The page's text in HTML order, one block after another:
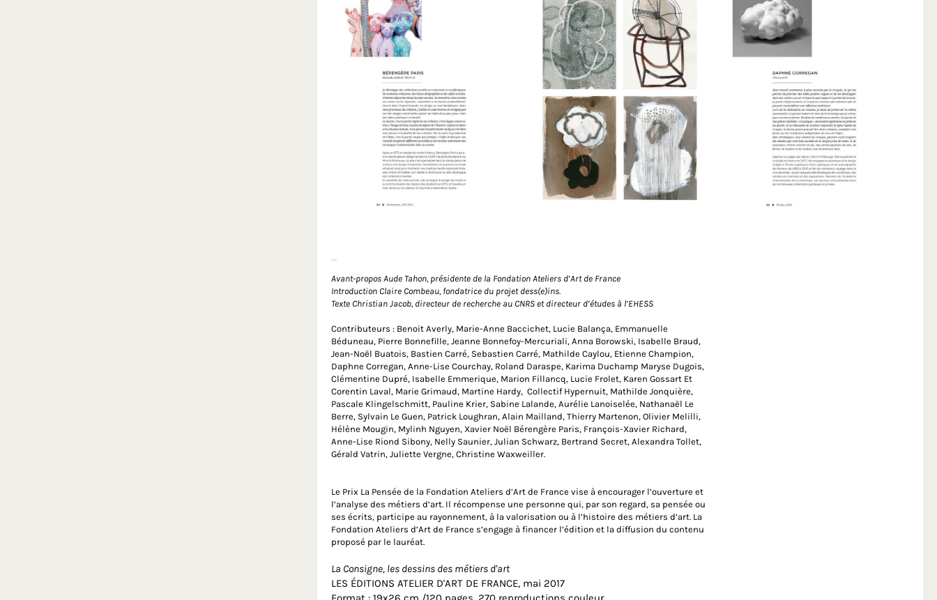
Avant-propos Aude Tahon, présidente de la Fondation Ateliers d’Art de France
Introduction Claire Combeau, fondatrice du projet dess(e)ins.
Texte Christian Jacob, directeur de recherche au CNRS et directeur d’études à l’EHESS
Contributeurs : Benoit Averly, Marie-Anne Baccichet, Lucie Balança, Emmanuelle
Béduneau, Pierre Bonnefille, Jeanne Bonnefoy-Mercuriali, Anna Borowski, Isabelle Braud,
Jean-Noël Buatois, Bastien Carré, Sebastien Carré, Mathilde Caylou, Etienne Champion,
Daphne Corregan, Anne-Lise Courchay, Roland Daraspe, Karima Duchamp Maryse Dugois,
Clémentine Dupré, Isabelle Emmerique, Marion Fillancq, Lucie Frolet, Karen Gossart Et
Corentin Laval, Marie Grimaud, Martine Hardy, Collectif Hypernuit, Mathilde Jonquière,
Pascale Klingelschmitt, Pauline Krier, Sabine Lalande, Aurélie Lanoiselée, Nathanaël Le
Berre, Sylvain Le Guen, Patrick Loughran, Alain Mailland, Thierry Martenon, Olivier Melilli,
Hélène Mougin, Mylinh Nguyen, Xavier Noël Bérengère Paris, François-Xavier Richard,
Anne-Lise Riond Sibony, Nelly Saunier, Julian Schwarz, Bertrand Secret, Alexandra Tollet,
Gérald Vatrin, Juliette Vergne, Christine Waxweiller.
Le Prix La Pensée de la Fondation Ateliers d’Art de France vise à encourager l’ouverture et
l’analyse des métiers d’art. Il récompense une personne qui, par son regard, sa pensée ou
ses écrits, participe au rayonnement, à la valorisation ou à l’histoire des métiers d’art. La
Fondation Ateliers d’Art de France s’engage à financer l’édition et la diffusion du contenu
proposé par le lauréat.
La Consigne, les dessins des métiers d'art
LES ÉDITIONS ATELIER D'ART DE FRANCE, mai 2017